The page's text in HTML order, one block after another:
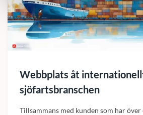
Webbplats åt
sjöfartsbranschen
Tillsammans med kunden som har